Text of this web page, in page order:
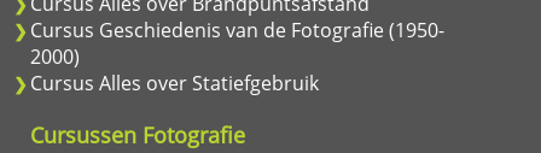
Cursus Geschiedenis van de Fotografie (1950-
2000)
Cursus Alles over Statiefgebruik
Cursussen Fotografie